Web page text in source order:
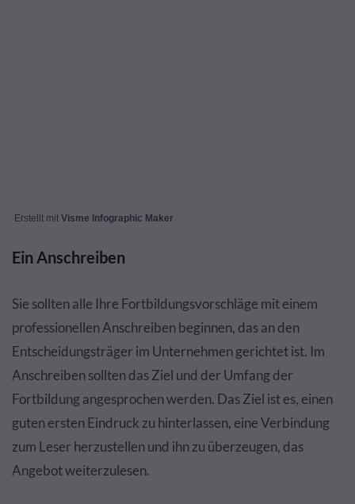
Erstellt mit Visme Infographic Maker
Ein Anschreiben
Sie sollten alle Ihre Fortbildungsvorschläge mit einem
professionellen Anschreiben beginnen, das an den
Entscheidungsträger im Unternehmen gerichtet ist. Im
Anschreiben sollten das Ziel und der Umfang der
Fortbildung angesprochen werden. Das Ziel ist es, einen
guten ersten Eindruck zu hinterlassen, eine Verbindung
zum Leser herzustellen und ihn zu überzeugen, das
Angebot weiterzulesen.